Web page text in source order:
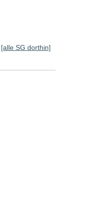
[alle SG dorthin]